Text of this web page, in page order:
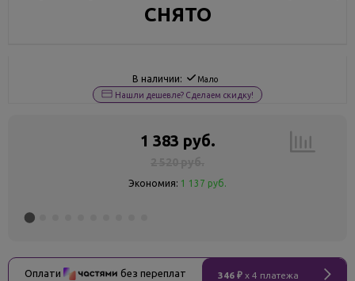
СНЯТО
В наличии: Мало
Нашли дешевле? Сделаем скидку!
1 383 руб.
Экономия: 1 137 руб.
Оплати без переплат 346 ₽ x 4 платежа